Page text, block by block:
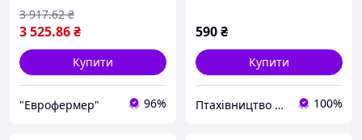
3 525.86₴
3 917.62 ₴
Купити
"Еврофермер" 96%
590₴
Купити
Птахівництво Сумщини | Кролевець 100%